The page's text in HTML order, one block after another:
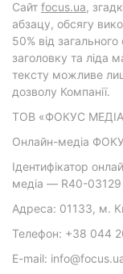
Cайт focus.ua,
абзацу, обсягу
50% від
заголовку та ліда
тексту можливе
дозволу Компанії.
ТОВ «ФОКУС
Онлайн-медіа
Ідентифікатор
медіа — R40-03129
Адреса: 01133, м.
Телефон: +38 044
E-mail: